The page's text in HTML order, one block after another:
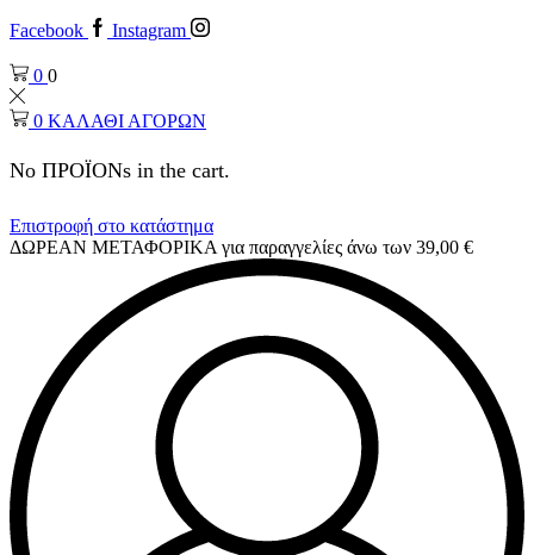
Facebook Instagram
0 0
0 ΚΑΛΑΘΙ ΑΓΟΡΩΝ
No ΠΡΟΪΟΝs in the cart.
Επιστροφή στο κατάστημα
ΔΩΡΕΑΝ ΜΕΤΑΦΟΡΙΚΑ για παραγγελίες άνω των 39,00 €